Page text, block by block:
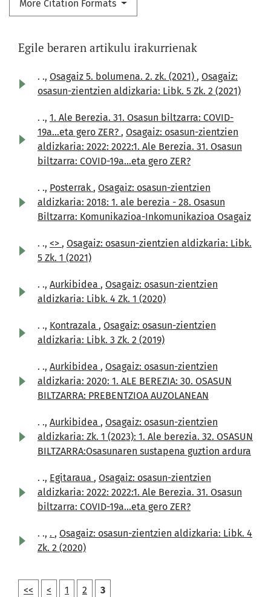
More Citation Formats
Egile beraren artikulu irakurrienak
. ., Osagaiz 5. bolumena. 2. zk. (2021) , Osagaiz:
osasun-zientzien aldizkaria: Libk. 5 Zk. 2 (2021)
. ., 1. Ale Berezia. 31. Osasun biltzarra: COVID-
19a...eta gero ZER? , Osagaiz: osasun-zientzien
aldizkaria: 2022: 2022:1. Ale Berezia. 31. Osasun
biltzarra: COVID-19a...eta gero ZER?
. ., Posterrak , Osagaiz: osasun-zientzien
aldizkaria: 2018: 1. ale berezia - 28. Osasun
Biltzarra: Komunikazioa-Inkomunikazioa Osagaiz
. ., <> , Osagaiz: osasun-zientzien aldizkaria: Libk.
5 Zk. 1 (2021)
. ., Aurkibidea , Osagaiz: osasun-zientzien
aldizkaria: Libk. 4 Zk. 1 (2020)
. ., Kontrazala , Osagaiz: osasun-zientzien
aldizkaria: Libk. 3 Zk. 2 (2019)
. ., Aurkibidea , Osagaiz: osasun-zientzien
aldizkaria: 2020: 1. ALE BEREZIA: 30. OSASUN
BILTZARRA: PREBENTZIOA AUZOLANEAN
. ., Aurkibidea , Osagaiz: osasun-zientzien
aldizkaria: Zk. 1 (2023): 1. Ale berezia. 32. OSASUN
BILTZARRA:Osasunaren sustapena guztion ardura
. ., Egitaraua , Osagaiz: osasun-zientzien
aldizkaria: 2022: 2022:1. Ale Berezia. 31. Osasun
biltzarra: COVID-19a...eta gero ZER?
. ., . , Osagaiz: osasun-zientzien aldizkaria: Libk. 4
Zk. 2 (2020)
<< < 1 2 3